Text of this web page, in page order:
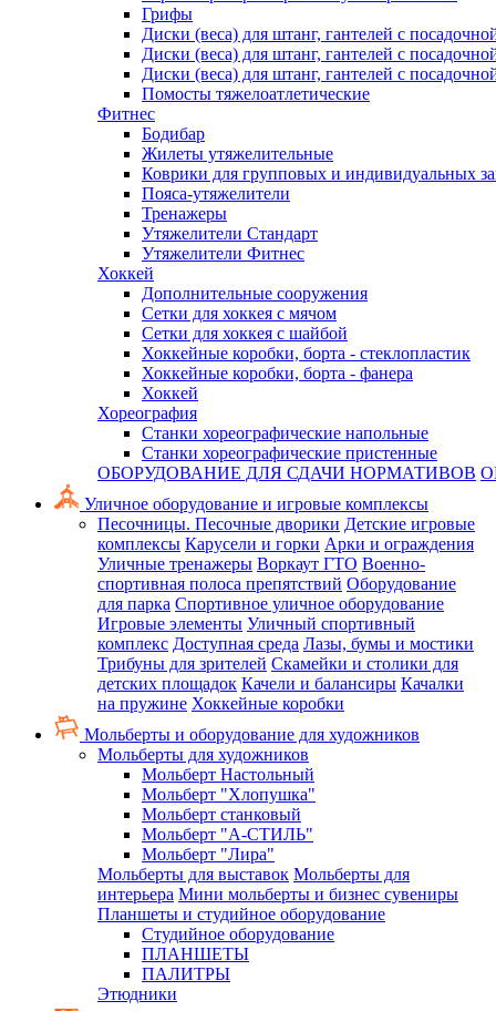
Грифы
Диски (веса) для штанг, гантелей с
Диски (веса) для штанг, гантелей с
Диски (веса) для штанг, гантелей с
Помосты тяжелоатлетические
Фитнес
Бодибар
Жилеты утяжелительные
Коврики для групповых и индивидуальных
Пояса-утяжелители
Тренажеры
Утяжелители Стандарт
Утяжелители Фитнес
Хоккей
Дополнительные сооружения
Сетки для хоккея с мячом
Сетки для хоккея с шайбой
Хоккейные коробки, борта - стеклопластик
Хоккейные коробки, борта - фанера
Хоккей
Хореография
Станки хореографические напольные
Станки хореографические пристенные
ОБОРУДОВАНИЕ ДЛЯ СДАЧИ НОРМАТИВОВ
Уличное оборудование и игровые комплексы
Песочницы. Песочные дворики Детские игровые
комплексы Карусели и горки Арки и ограждения
Уличные тренажеры Воркаут ГТО Военно-
спортивная полоса препятствий Оборудование
для парка Спортивное уличное оборудование
Игровые элементы Уличный спортивный
комплекс Доступная среда Лазы, бумы и мостики
Трибуны для зрителей Скамейки и столики для
детских площадок Качели и балансиры Качалки
на пружине Хоккейные коробки
Мольберты и оборудование для художников
Мольберты для художников
Мольберт Настольный
Мольберт "Хлопушка"
Мольберт станковый
Мольберт "А-СТИЛЬ"
Мольберт "Лира"
Мольберты для выставок Мольберты для
интерьера Мини мольберты и бизнес сувениры
Планшеты и студийное оборудование
Студийное оборудование
ПЛАНШЕТЫ
ПАЛИТРЫ
Этюдники